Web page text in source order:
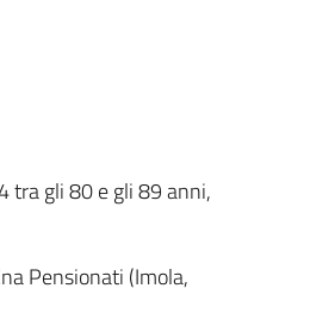
tra gli 80 e gli 89 anni,
Pensionati (Imola,